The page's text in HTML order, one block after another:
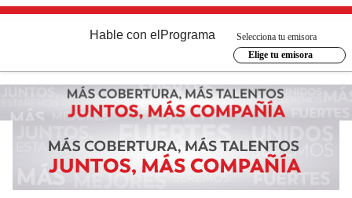
Hable con el Programa
Selecciona tu emisora
Elige tu emisora